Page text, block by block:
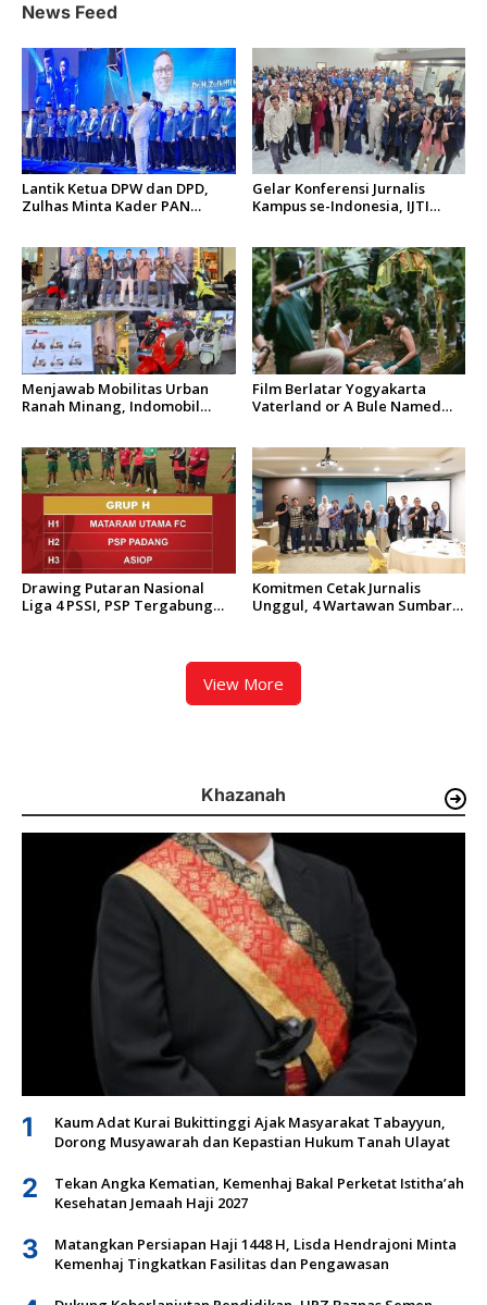
News Feed
Lantik Ketua DPW dan DPD,
Zulhas Minta Kader PAN
Gelar Konferensi Jurnalis
Kampus se-Indonesia, IJTI
Digital
Menjawab Mobilitas Urban
Ranah Minang, Indomobil
Film Berlatar Yogyakarta
Vaterland or A Bule Named
Drawing Putaran Nasional
Liga 4 PSSI, PSP Tergabung
Komitmen Cetak Jurnalis
Unggul, 4 Wartawan Sumbar
View More
Khazanah
1
Kaum Adat Kurai Bukittinggi Ajak Masyarakat Tabayyun,
Dorong Musyawarah dan Kepastian Hukum Tanah Ulayat
2
Tekan Angka Kematian, Kemenhaj Bakal Perketat Istitha’ah
Kesehatan Jemaah Haji 2027
3
Matangkan Persiapan Haji 1448 H, Lisda Hendrajoni Minta
Kemenhaj Tingkatkan Fasilitas dan Pengawasan